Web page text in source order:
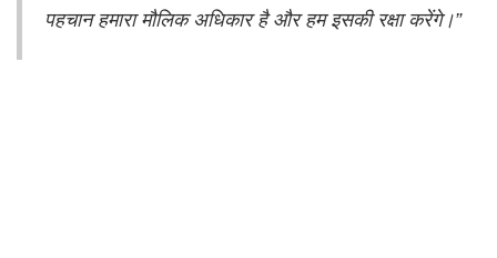
पहचान हमारा मौलिक अधिकार है और हम इसकी रक्षा करेंगे।”